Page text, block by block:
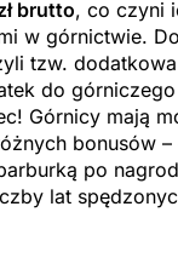
brutto, co czyni
w górnictwie.
tzw.
do
Górnicy mają
bonusów
po
lat